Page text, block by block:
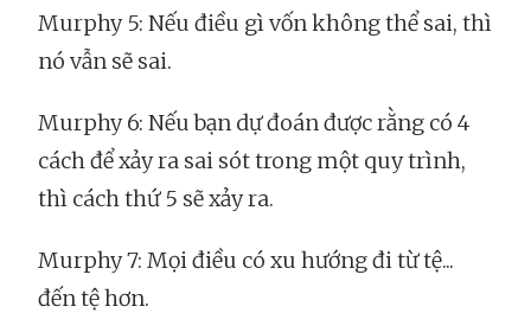
Murphy 5: Nếu điều gì vốn không thể sai, thì
nó vẫn sẽ sai.
Murphy 6: Nếu bạn dự đoán được rằng có 4
cách để xảy ra sai sót trong một quy trình,
thì cách thứ 5 sẽ xảy ra.
Murphy 7: Mọi điều có xu hướng đi từ tệ...
đến tệ hơn.